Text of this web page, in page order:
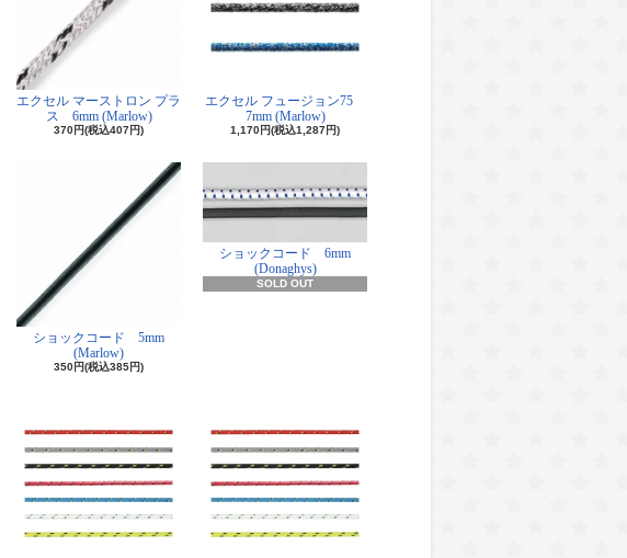
エクセル マーストロン プラ
ス 6mm (Marlow)
370円(税込407円)
エクセル フュージョン75
7mm (Marlow)
1,170円(税込1,287円)
ショックコード 5mm
(Marlow)
350円(税込385円)
ショックコード 6mm
(Donaghys)
SOLD OUT